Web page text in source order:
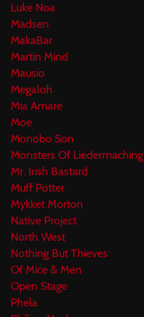
Luke Noa
Madsen
MakaBar
Martin Mind
Mausio
Megaloh
Mia Amare
Moe
Monobo Son
Monsters Of Liedermaching
Mr. Irish Bastard
Muff Potter
Mykket Morton
Native Project
North West
Nothing But Thieves
Of Mice & Men
Open Stage
Phela